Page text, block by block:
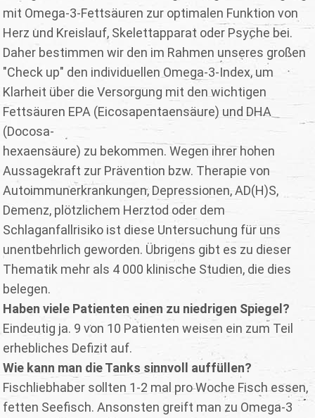
mit Omega-3-Fettsäuren zur optimalen Funktion von
Herz und Kreislauf, Skelettapparat oder Psyche bei.
Daher bestimmen wir den im Rahmen unseres großen
"Check up" den individuellen Omega-3-Index, um
Klarheit über die Versorgung mit den wichtigen
Fettsäuren EPA (Eicosapentaensäure) und DHA
(Docosa-
hexaensäure) zu bekommen. Wegen ihrer hohen
Aussagekraft zur Prävention bzw. Therapie von
Autoimmunerkrankungen, Depressionen, AD(H)S,
Demenz, plötzlichem Herztod oder dem
Schlaganfallrisiko ist diese Untersuchung für uns
unentbehrlich geworden. Übrigens gibt es zu dieser
Thematik mehr als 4 000 klinische Studien, die dies
belegen.
Haben viele Patienten einen zu niedrigen Spiegel?
Eindeutig ja. 9 von 10 Patienten weisen ein zum Teil
erhebliches Defizit auf.
Wie kann man die Tanks sinnvoll auffüllen?
Fischliebhaber sollten 1-2 mal pro Woche Fisch essen,
fetten Seefisch. Ansonsten greift man zu Omega-3